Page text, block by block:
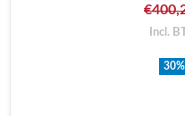
Incl.